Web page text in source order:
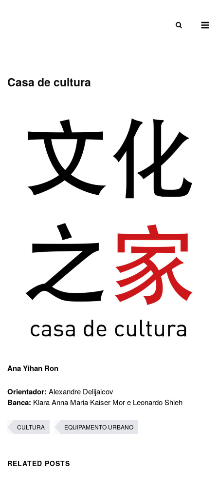
Casa de cultura
Ana Yihan Ron
Orientador: Alexandre Delijaicov
Banca: Klara Anna Maria Kaiser Mor e Leonardo Shieh
CULTURA EQUIPAMENTO URBANO
RELATED POSTS